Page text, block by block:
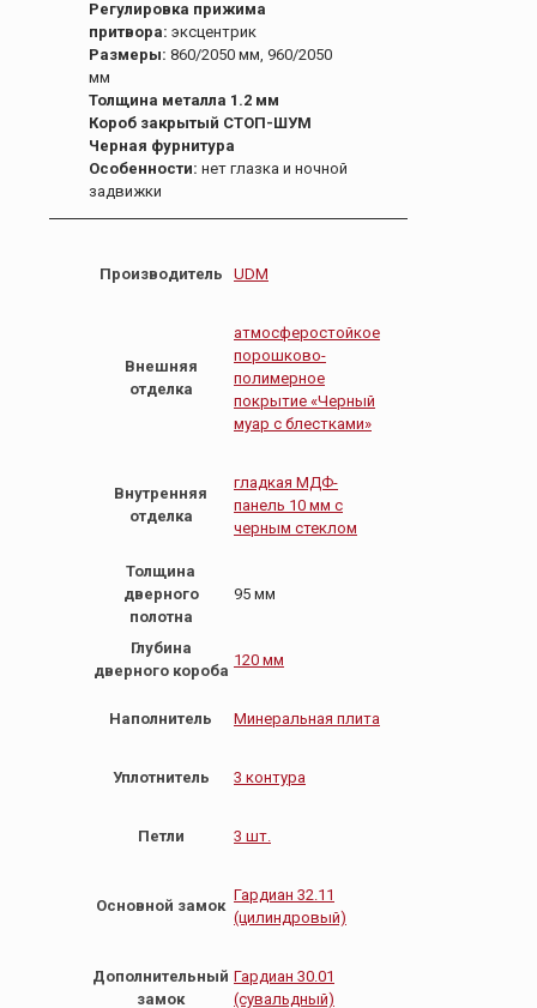
Регулировка прижима
притвора: эксцентрик
Размеры: 860/2050 мм, 960/2050
мм
Толщина металла 1.2 мм
Короб закрытый СТОП-ШУМ
Черная фурнитура
Особенности: нет глазка и ночной
задвижки
Производитель UDM
Внешняя
отделка
атмосферостойкое
порошково-
полимерное
покрытие «Черный
муар с блестками»
Внутренняя
отделка
гладкая МДФ-
панель 10 мм с
черным стеклом
Толщина
дверного
полотна
95 мм
Глубина
дверного короба
120 мм
Наполнитель Минеральная плита
Уплотнитель 3 контура
Петли 3 шт.
Основной замок
Гардиан 32.11
(цилиндровый)
Дополнительный
замок
Гардиан 30.01
(сувальдный)